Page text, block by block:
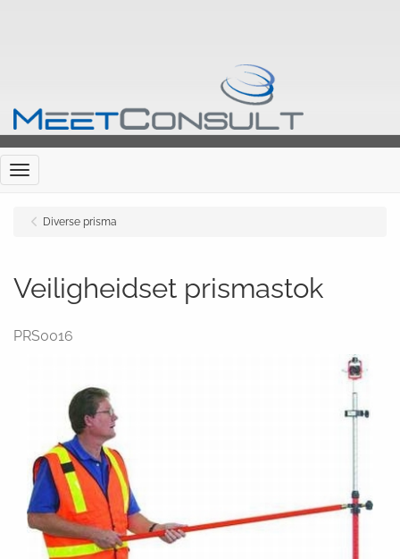
Menu
Diverse prisma
Veiligheidset prismastok
PRS0016